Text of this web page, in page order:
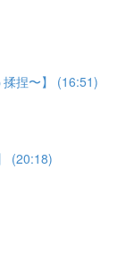
揉捏〜】 (16:51)
(20:18)